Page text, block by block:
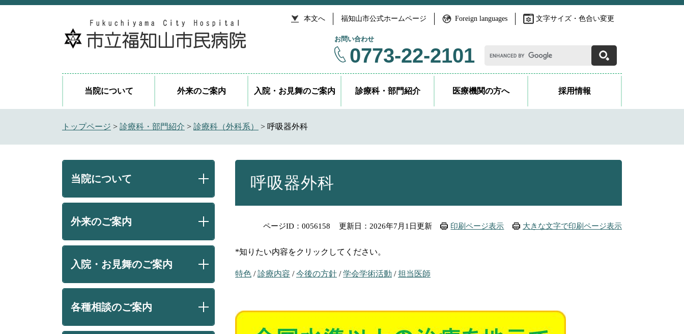
ペ
メ
本文へ 福知山市公式ホームページ Foreign languages 文字サイズ・色合い変更
お問い合わせ
0773-22-2101
g
e
ス
当院について 外来のご案内 入院・お見舞のご案内 診療科・部門紹介 医療機関の方へ 採用情報
トップページ > 診療科・部門紹介 > 診療科（外科系） > 呼吸器外科
呼吸器外科
ページID：0056158 更新日：2026年7月1日更新 印刷ページ表示 大きな文字で印刷ページ表示
*知りたい内容をクリックしてください。
特色 /診療内容 /今後の方針 /学会学術活動 /担当医師
当院について
外来のご案内
入院・お見舞のご案内
各種相談のご案内